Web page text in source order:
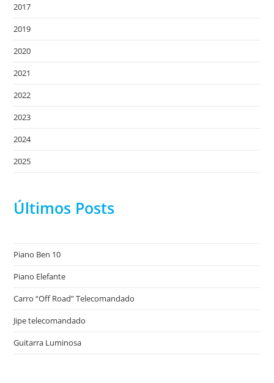
2017
2019
2020
2021
2022
2023
2024
2025
Últimos Posts
Piano Ben 10
Piano Elefante
Carro “Off Road” Telecomandado
Jipe telecomandado
Guitarra Luminosa